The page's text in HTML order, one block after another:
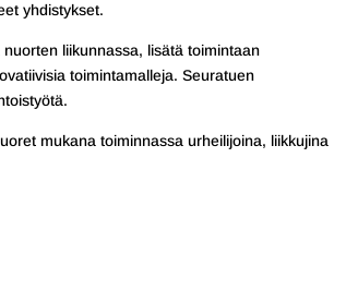
yhdistykset.
liikunnassa, lisätä toimintaan
toimintamalleja. Seuratuen
mukana toiminnassa urheilijoina, liikkujina